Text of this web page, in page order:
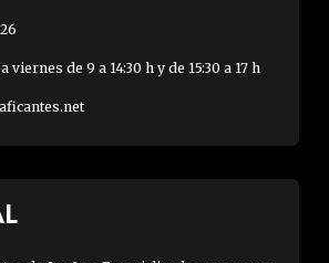
de 9 a 14:30 h y de 15:30 a 17 h